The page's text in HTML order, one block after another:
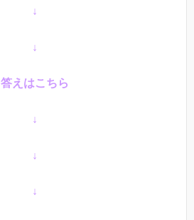
↓
↓
答えはこちら
↓
↓
↓